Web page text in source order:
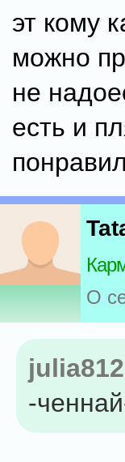
эт кому
можно
не
есть и
О
julia812
-